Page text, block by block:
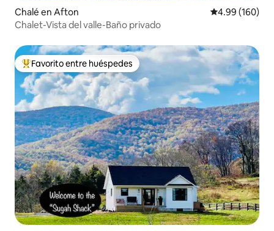
Chalé en Afton Calificación
4.99 (160)
Chalet-Vista del valle-Baño privado
Favorito entre huéspedes preferido
Favorito entre huéspedes